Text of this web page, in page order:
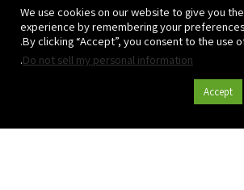
We use cookies on our website to give you
experience by remembering your
By clicking “Accept”, you consent to the use
Do not sell my personal information
.
Accept